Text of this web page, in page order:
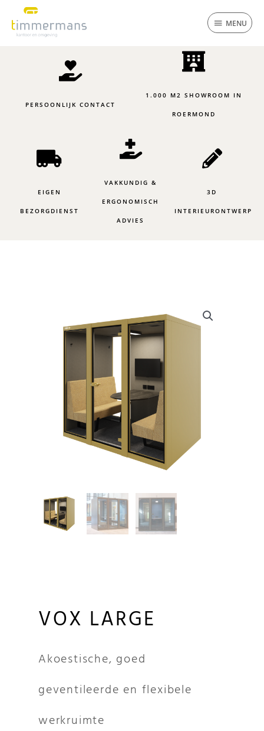
inhoud
MENU
PERSOONLIJK CONTACT
1.000 M2 SHOWROOM IN
ROERMOND
EIGEN
BEZORGDIENST
VAKKUNDIG &
ERGONOMISCH
ADVIES
3D
INTERIEURONTWERP
VOX LARGE
Akoestische, goed
geventileerde en flexibele
werkruimte